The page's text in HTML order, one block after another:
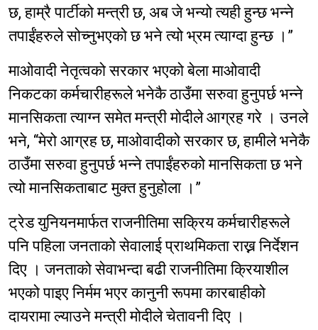
छ, हाम्रै पार्टीको मन्त्री छ, अब जे भन्यो त्यही हुन्छ भन्ने
तपाईंहरुले सोच्नुभएको छ भने त्यो भ्रम त्याग्दा हुन्छ ।”
माओवादी नेतृत्वको सरकार भएको बेला माओवादी
निकटका कर्मचारीहरूले भनेकै ठाउँमा सरुवा हुनुपर्छ भन्ने
मानसिकता त्याग्न समेत मन्त्री मोदीले आग्रह गरे । उनले
भने, “मेरो आग्रह छ, माओवादीको सरकार छ, हामीले भनेकै
ठाउँमा सरुवा हुनुपर्छ भन्ने तपाईंहरुको मानसिकता छ भने
त्यो मानसिकताबाट मुक्त हुनुहोला ।”
ट्रेड युनियनमार्फत राजनीतिमा सक्रिय कर्मचारीहरूले
पनि पहिला जनताको सेवालाई प्राथमिकता राख्न निर्देशन
दिए । जनताको सेवाभन्दा बढी राजनीतिमा क्रियाशील
भएको पाइए निर्मम भएर कानुनी रूपमा कारबाहीको
दायरामा ल्याउने मन्त्री मोदीले चेतावनी दिए ।